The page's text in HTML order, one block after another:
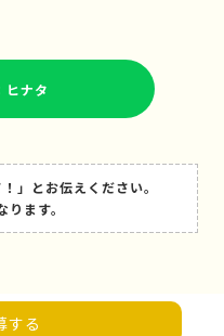
ヒナタ
」とお伝えください。
ます。
する